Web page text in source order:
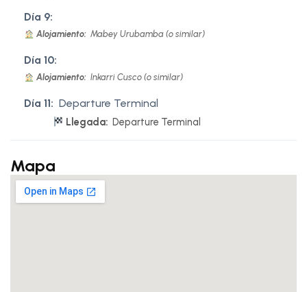
Día 9:
Alojamiento: Mabey Urubamba (o similar)
Día 10:
Alojamiento: Inkarri Cusco (o similar)
Día 11: Departure Terminal
Llegada: Departure Terminal
Mapa